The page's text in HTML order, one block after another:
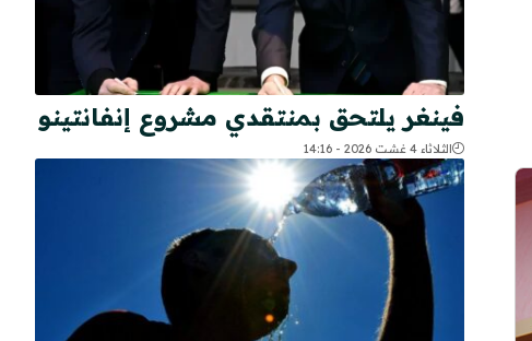
فينغر يلتحق بمنتقدي مشروع إنفانتينو
الثلاثاء 4 غشت 2026 - 14:16